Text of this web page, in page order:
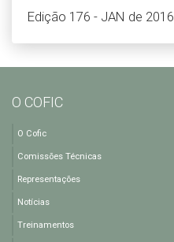
Edição 176 - JAN de 2016
O COFIC
O Cofic
Comissões Técnicas
Representações
Notícias
Treinamentos